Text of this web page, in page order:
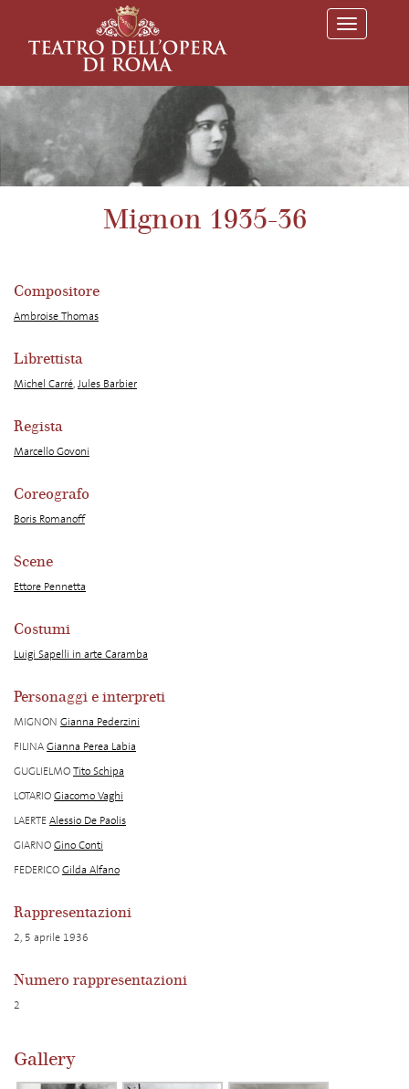
T
o
l
e
v
Mignon 1935-36
Compositore
Ambroise Thomas
Librettista
Michel Carré,Jules Barbier
Regista
Marcello Govoni
Coreografo
Boris Romanoff
Scene
Ettore Pennetta
Costumi
Luigi Sapelli in arte Caramba
Personaggi e interpreti
MIGNON Gianna Pederzini
FILINAGianna Perea Labia
GUGLIELMOTito Schipa
LOTARIOGiacomo Vaghi
LAERTEAlessio De Paolis
GIARNOGino Conti
FEDERICOGilda Alfano
Rappresentazioni
2, 5 aprile 1936
Numero rappresentazioni
2
Gallery